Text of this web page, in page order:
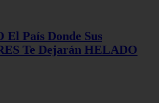
El País Donde Sus
Te Dejarán HELADO